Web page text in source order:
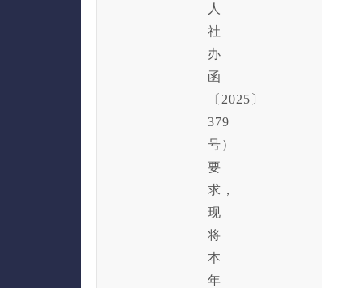
人
社
办
函
〔2025〕
379
号）
要
求，
现
将
本
年